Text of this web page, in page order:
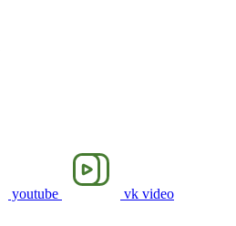
youtube vk video